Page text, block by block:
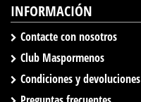
INFORMACIÓN
Contacte con nosotros
Club Maspormenos
Condiciones y devoluciones